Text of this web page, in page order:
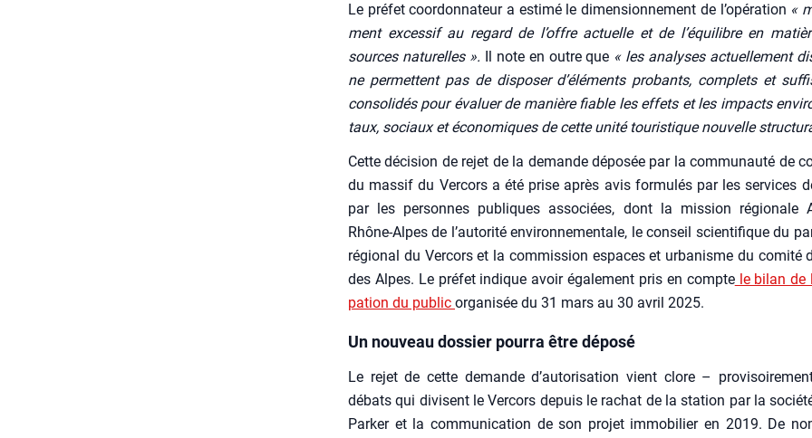
Le pré­fet coor­don­na­teur a esti­mé le dimen­sion­ne­ment de l’opération «
ment exces­sif au regard de l’offre actuelle et de l’équilibre en
sources natu­relles ». Il note en outre que « les ana­lyses actuel­le­ment
ne per­mettent pas de dis­po­ser d’éléments pro­bants, com­plets et
conso­li­dés pour éva­luer de manière fiable les effets et les impacts
taux, sociaux et éco­no­miques de cette uni­té tou­ris­tique nou­velle
Cette déci­sion de rejet de la demande dépo­sée par la com­mu­nau­té de
du mas­sif du Ver­cors a été prise après avis for­mu­lés par les ser­vices
par les per­sonnes publiques asso­ciées, dont la mis­sion régio­nale
Rhône-Alpes de l’autorité envi­ron­ne­men­tale, le conseil scien­ti­fique du
régio­nal du Ver­cors et la com­mis­sion espaces et urba­nisme du comi­té
des Alpes. Le pré­fet indique avoir éga­le­ment pris en comptele bilan de
pa­tion du public orga­ni­sée du 31 mars au 30 avril 2025.
Un nouveau dossier pourra être déposé
Le rejet de cette demande d’autorisation vient clore –
débats qui divisent le Ver­cors depuis le rachat de la sta­tion par la
Par­ker et la com­mu­ni­ca­tion de son pro­jet immo­bi­lier en 2019. De